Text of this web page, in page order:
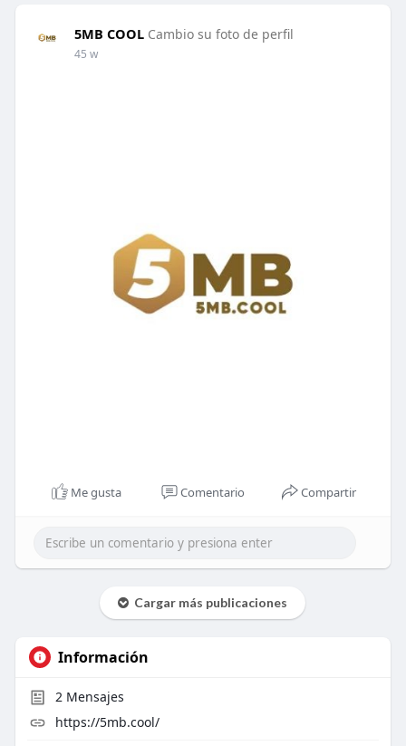
5MB COOL Cambio su foto de perfil
45 w
Me gusta Comentario Compartir
Cargar más publicaciones
Información
2 Mensajes
https://5mb.cool/